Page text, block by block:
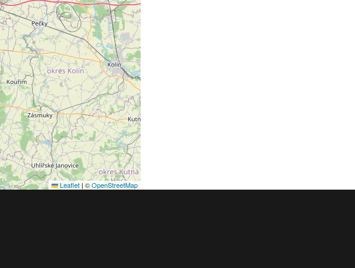
Leaflet | ©OpenStreetMap